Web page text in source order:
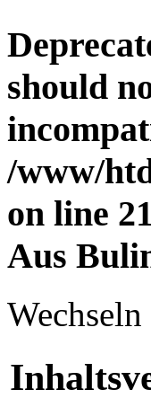
should
/www/
on line
Aus
Wechseln